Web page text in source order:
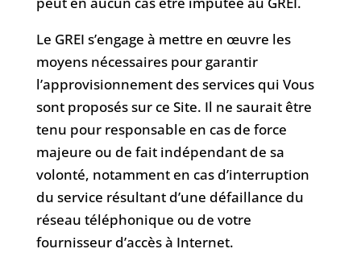
Le GREI s’engage à mettre en œuvre les
moyens nécessaires pour garantir
l’approvisionnement des services qui Vous
sont proposés sur ce Site. Il ne saurait être
tenu pour responsable en cas de force
majeure ou de fait indépendant de sa
volonté, notamment en cas d’interruption
du service résultant d’une défaillance du
réseau téléphonique ou de votre
fournisseur d’accès à Internet.